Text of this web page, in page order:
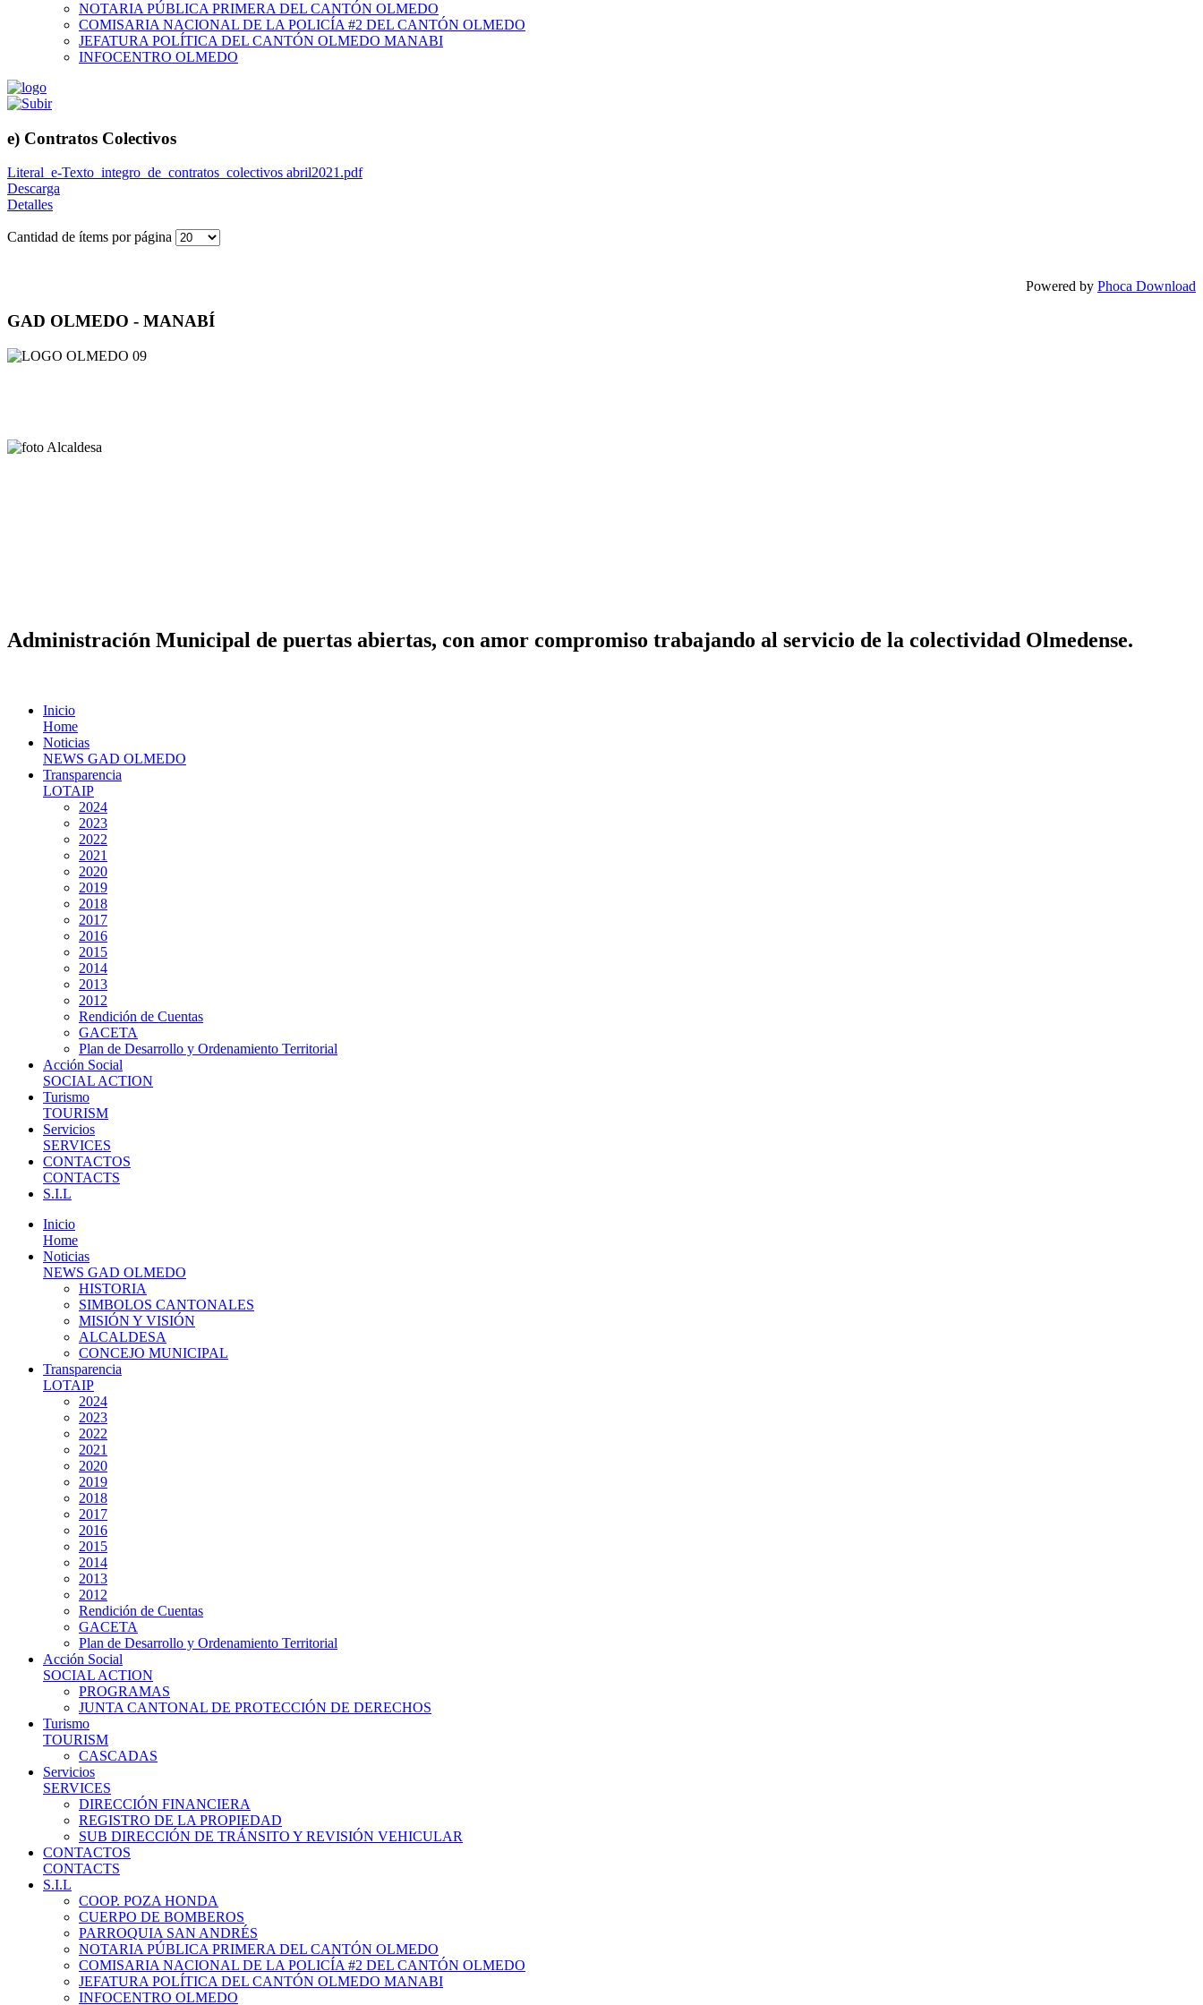
NOTARIA PÚBLICA PRIMERA DEL CANTÓN OLMEDO
COMISARIA NACIONAL DE LA POLICÍA #2 DEL CANTÓN OLMEDO
JEFATURA POLÍTICA DEL CANTÓN OLMEDO MANABI
INFOCENTRO OLMEDO
e) Contratos Colectivos
Literal_e-Texto_integro_de_contratos_colectivos abril2021.pdf
Descarga
Detalles
Cantidad de ítems por página
Powered by Phoca Download
GAD OLMEDO - MANABÍ
Administración Municipal de puertas abiertas, con amor compromiso trabajando al servicio de la colectividad Olmedense.
Inicio
Home
Noticias
NEWS GAD OLMEDO
Transparencia
LOTAIP
2024
2023
2022
2021
2020
2019
2018
2017
2016
2015
2014
2013
2012
Rendición de Cuentas
GACETA
Plan de Desarrollo y Ordenamiento Territorial
Acción Social
SOCIAL ACTION
Turismo
TOURISM
Servicios
SERVICES
CONTACTOS
CONTACTS
S.I.L
Inicio
Home
Noticias
NEWS GAD OLMEDO
HISTORIA
SIMBOLOS CANTONALES
MISIÓN Y VISIÓN
ALCALDESA
CONCEJO MUNICIPAL
Transparencia
LOTAIP
2024
2023
2022
2021
2020
2019
2018
2017
2016
2015
2014
2013
2012
Rendición de Cuentas
GACETA
Plan de Desarrollo y Ordenamiento Territorial
Acción Social
SOCIAL ACTION
PROGRAMAS
JUNTA CANTONAL DE PROTECCIÓN DE DERECHOS
Turismo
TOURISM
CASCADAS
Servicios
SERVICES
DIRECCIÓN FINANCIERA
REGISTRO DE LA PROPIEDAD
SUB DIRECCIÓN DE TRÁNSITO Y REVISIÓN VEHICULAR
CONTACTOS
CONTACTS
S.I.L
COOP. POZA HONDA
CUERPO DE BOMBEROS
PARROQUIA SAN ANDRÉS
NOTARIA PÚBLICA PRIMERA DEL CANTÓN OLMEDO
COMISARIA NACIONAL DE LA POLICÍA #2 DEL CANTÓN OLMEDO
JEFATURA POLÍTICA DEL CANTÓN OLMEDO MANABI
INFOCENTRO OLMEDO